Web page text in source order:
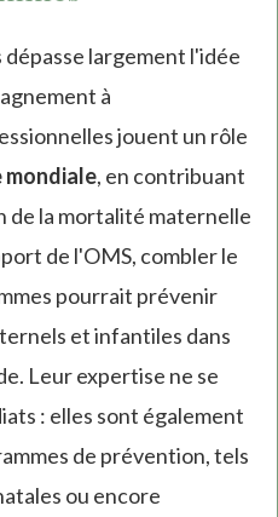
dépasse largement l'idée
à
jouent un rôle
mondiale, en contribuant
de la mortalité maternelle
de l'OMS, combler le
pourrait prévenir
et infantiles dans
Leur expertise ne se
: elles sont également
de prévention, tels
ou encore